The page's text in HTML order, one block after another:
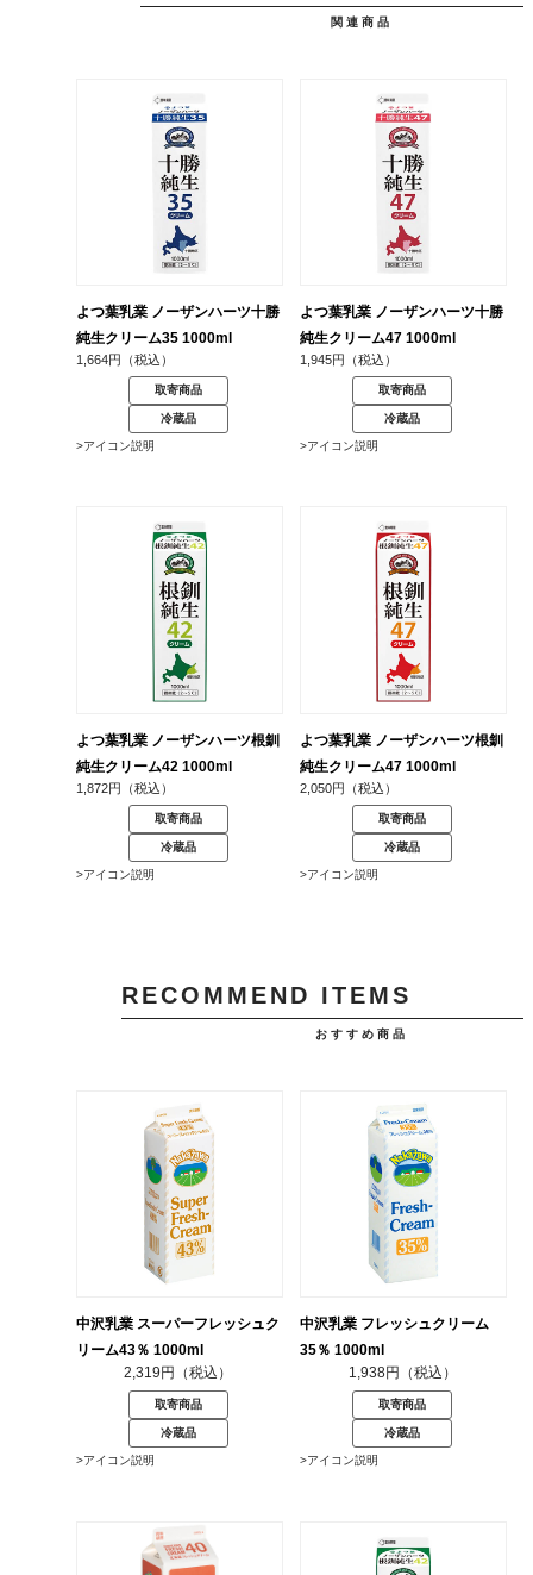
関連商品
よつ葉乳業 ノーザンハーツ十勝
純生クリーム35 1000ml
1,664円（税込）
取寄商品
冷蔵品
>アイコン説明
よつ葉乳業 ノーザンハーツ十勝
純生クリーム47 1000ml
1,945円（税込）
取寄商品
冷蔵品
>アイコン説明
よつ葉乳業 ノーザンハーツ根釧
純生クリーム42 1000ml
1,872円（税込）
取寄商品
冷蔵品
>アイコン説明
よつ葉乳業 ノーザンハーツ根釧
純生クリーム47 1000ml
2,050円（税込）
取寄商品
冷蔵品
>アイコン説明
RECOMMEND ITEMS
おすすめ商品
中沢乳業 スーパーフレッシュク
リーム43％ 1000ml
2,319円（税込）
取寄商品
冷蔵品
>アイコン説明
中沢乳業 フレッシュクリーム
35％ 1000ml
1,938円（税込）
取寄商品
冷蔵品
>アイコン説明